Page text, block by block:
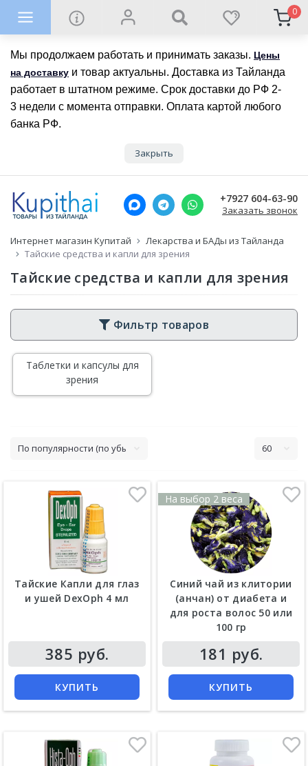
Мы продолжаем работать и принимать заказы. Цены
на доставку и товар актуальны. Доставка из Тайланда
работает в штатном режиме. Срок доставки до РФ 2-
3 недели с момента отправки. Оплата картой любого
банка РФ.
Закрыть
0
+7927 604-63-90
Заказать звонок
Интернет магазин Купитай
Лекарства и БАДы из Тайланда
Тайские средства и капли для зрения
Тайские средства и капли для зрения
Фильтр товаров
Таблетки и капсулы для
зрения
Тайские Капли для глаз
и ушей DexOph 4 мл
385 руб.
КУПИТЬ
На выбор 2 веса
Синий чай из клитории
(анчан) от диабета и
для роста волос 50 или
100 гр
181 руб.
КУПИТЬ